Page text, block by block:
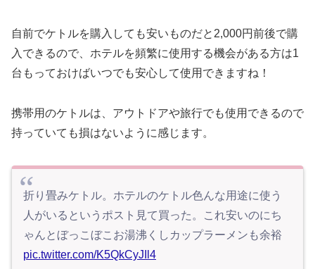
自前でケトルを購入しても安いものだと2,000円前後で購
入できるので、ホテルを頻繁に使用する機会がある方は1
台もっておけばいつでも安心して使用できますね！
携帯用のケトルは、アウトドアや旅行でも使用できるので
持っていても損はないように感じます。
折り畳みケトル。ホテルのケトル色んな用途に使う
人がいるというポスト見て買った。これ安いのにち
ゃんとぼっこぼこお湯沸くしカップラーメンも余裕
pic.twitter.com/K5QkCyJIl4